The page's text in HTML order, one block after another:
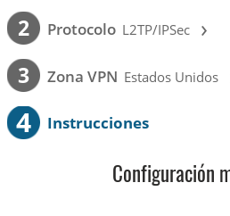
2 Protocolo L2TP/IPSec ›
3 Zona VPN Estados Unidos
4 Instrucciones
Configuración